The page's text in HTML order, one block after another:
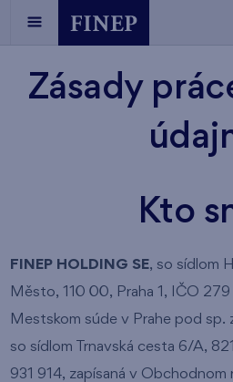
Zásady
Kto
FINEP HOLDING SE, so sídlom
Město, 110 00, Praha 1, IČO
Mestskom súde v Prahe pod sp.
so sídlom Trnavská cesta 6/A,
931 914, zapísaná v